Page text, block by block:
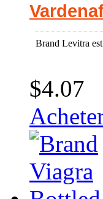
Brand Levitra
$4.07